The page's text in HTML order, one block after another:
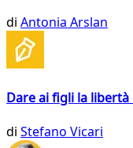
di Antonia Arslan
Dare ai figli la libertà
di Stefano Vicari